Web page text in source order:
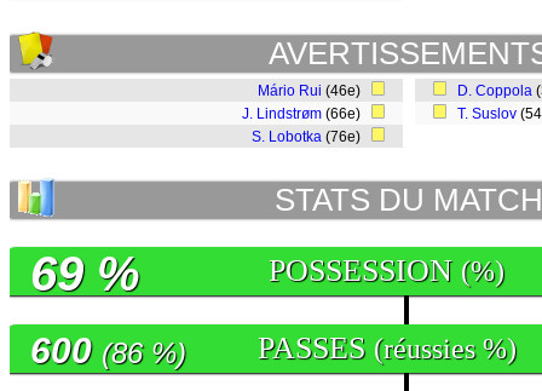
Mário Rui (46e)
J. Lindstrøm (66e)
S. Lobotka (76e)
D. Coppola
T. Suslov
STATS DU MATCH
POSSESSION (%)
69 %
PASSES (réussies %)
600 (86 %)